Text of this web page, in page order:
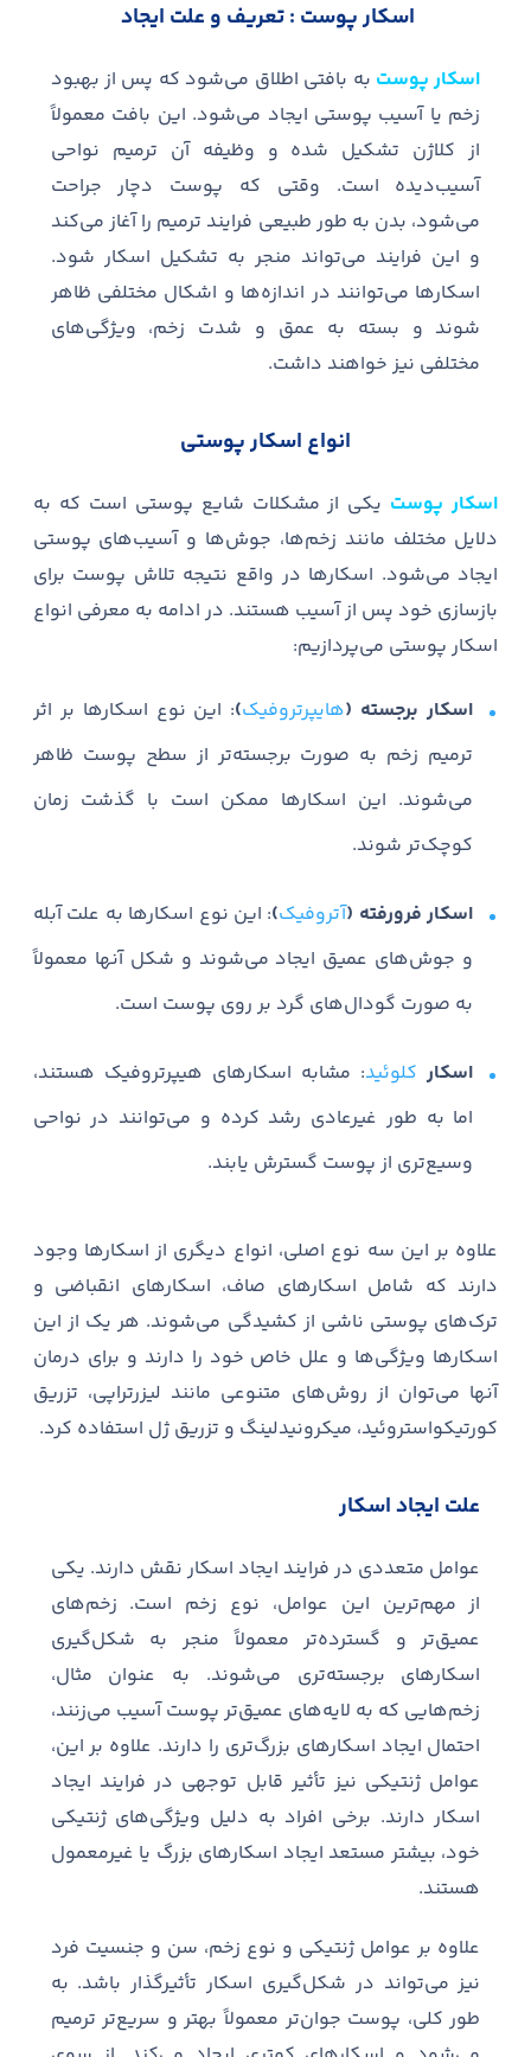
اسکار پوست :تعریف و علت ایجاد
اسکار پوست به بافتی اطلاق میشود که پس از بهبود
زخم یا آسیب پوستی ایجاد میشود. این بافت معمولاً
از کلاژن تشکیل شده و وظیفه آن ترمیم نواحی
آسیبدیده است. وقتی که پوست دچار جراحت
میشود، بدن به طور طبیعی فرایند ترمیم را آغاز میکند
و این فرایند میتواند منجر به تشکیل اسکار شود.
اسکارها میتوانند در اندازهها و اشکال مختلفی ظاهر
شوند و بسته به عمق و شدت زخم، ویژگیهای
مختلفی نیز خواهند داشت.
انواع اسکار پوستی
اسکار پوست یکی از مشکلات شایع پوستی است که به
دلایل مختلف مانند زخم‌ها، جوش‌ها و آسیب‌های پوستی
ایجاد می‌شود. اسکارها در واقع نتیجه تلاش پوست برای
بازسازی خود پس از آسیب هستند. در ادامه به معرفی انواع
اسکار پوستی می‌پردازیم:
اسکار برجسته (هایپرتروفیک): این نوع اسکارها بر اثر
ترمیم زخم به صورت برجسته‌تر از سطح پوست ظاهر
می‌شوند. این اسکارها ممکن است با گذشت زمان
کوچک‌تر شوند.
اسکار فرورفته (آتروفیک): این نوع اسکارها به علت آبله
و جوش‌های عمیق ایجاد می‌شوند و شکل آنها معمولاً
به صورت گودال‌های گرد بر روی پوست است.
اسکار کلوئید: مشابه اسکارهای هیپرتروفیک هستند،
اما به طور غیرعادی رشد کرده و می‌توانند در نواحی
وسیع‌تری از پوست گسترش یابند.
علاوه بر این سه نوع اصلی، انواع دیگری از اسکارها وجود
دارند که شامل اسکارهای صاف، اسکارهای انقباضی و
ترک‌های پوستی ناشی از کشیدگی می‌شوند. هر یک از این
اسکارها ویژگی‌ها و علل خاص خود را دارند و برای درمان
آنها می‌توان از روش‌های متنوعی مانند لیزرتراپی، تزریق
کورتیکواستروئید، میکرونیدلینگ و تزریق ژل استفاده کرد.
علت ایجاد اسکار
عوامل متعددی در فرایند ایجاد اسکار نقش دارند. یکی
از مهمترین این عوامل، نوع زخم است. زخمهای
عمیقتر و گستردهتر معمولاً منجر به شکلگیری
اسکارهای برجستهتری میشوند. به عنوان مثال،
زخمهایی که به لایههای عمیقتر پوست آسیب میزنند،
احتمال ایجاد اسکارهای بزرگتری را دارند. علاوه بر این،
عوامل ژنتیکی نیز تأثیر قابل توجهی در فرایند ایجاد
اسکار دارند. برخی افراد به دلیل ویژگیهای ژنتیکی
خود، بیشتر مستعد ایجاد اسکارهای بزرگ یا غیرمعمول
هستند.
علاوه بر عوامل ژنتیکی و نوع زخم، سن و جنسیت فرد
نیز میتواند در شکلگیری اسکار تأثیرگذار باشد. به
طور کلی، پوست جوانتر معمولاً بهتر و سریعتر ترمیم